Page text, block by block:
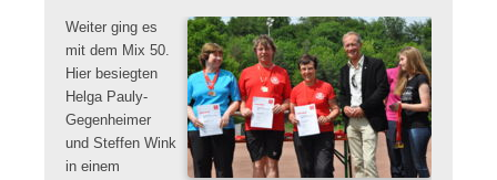
Weiter ging es
mit dem Mix 50.
Hier besiegten
Helga Pauly-
Gegenheimer
und Steffen Wink
in einem